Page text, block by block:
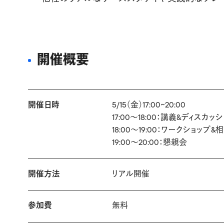
開催概要
開催日時
5/15（金）17:00~20:00
17:00〜18:00：講義&ディスカッシ
18:00〜19:00：ワークショップ&
19:00〜20:00：懇親会
開催方法 リアル開催
参加費 無料